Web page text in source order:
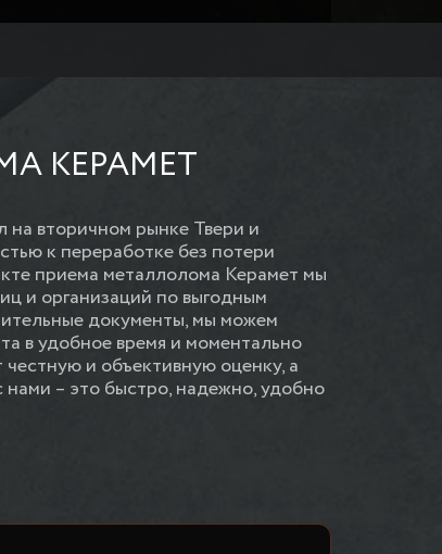
КЕРАМЕТ
на вторичном рынке Твери и
к переработке без потери
приема металлолома Керамет мы
и организаций по выгодным
документы, мы можем
в удобное время и моментально
и объективную оценку, а
– это быстро, надежно, удобно